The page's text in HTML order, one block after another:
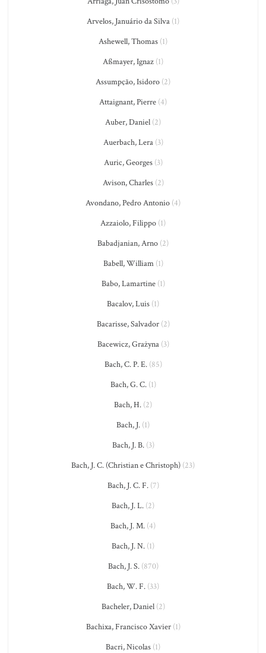
Arvelos, Januário da Silva (1)
Ashewell, Thomas (1)
Aßmayer, Ignaz (1)
Assumpção, Isidoro (2)
Attaignant, Pierre (4)
Auber, Daniel (2)
Auerbach, Lera(3)
Auric, Georges(3)
Avison, Charles(2)
Avondano, Pedro Antonio (4)
Azzaiolo, Filippo (1)
Babadjanian, Arno (2)
Babell, William(1)
Babo, Lamartine(1)
Bacalov, Luis (1)
Bacarisse, Salvador(2)
Bacewicz, Grażyna(3)
Bach, C. P. E.(85)
Bach, G. C.(1)
Bach, H. (2)
Bach, J. (1)
Bach, J. B.(3)
Bach, J. C. (Christian e Christoph) (23)
Bach, J. C. F.(7)
Bach, J. L. (2)
Bach, J. M. (4)
Bach, J. N. (1)
Bach, J. S.(870)
Bach, W. F. (33)
Bacheler, Daniel(2)
Bachixa, Francisco Xavier(1)
Bacri, Nicolas (1)